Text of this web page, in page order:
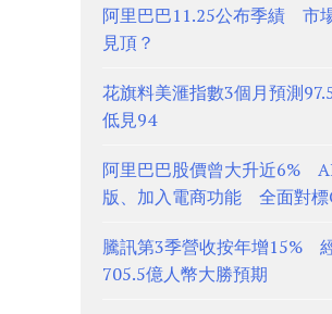
阿里巴巴11.25公布季績 市
見頂？
花旗料美滙指數3個月預測
低見94
阿里巴巴股價曾大升近6%
版、加入電商功能 全面對標
騰訊第3季營收按年增15%
705.5億人幣大勝預期